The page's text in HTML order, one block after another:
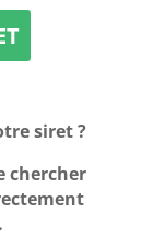
siret ?
chercher